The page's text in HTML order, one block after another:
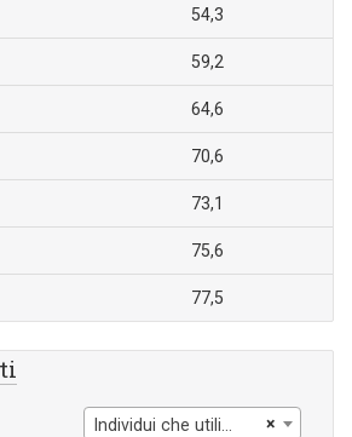
54,3
59,2
64,6
70,6
73,1
75,6
77,5
×
Individui che utilizzano Internet (% della popolazione)